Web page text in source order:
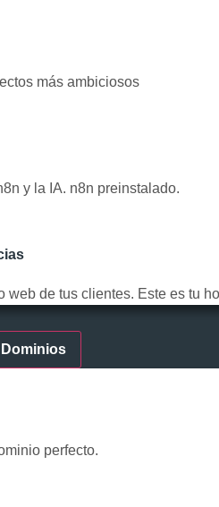
más ambiciosos
y la IA. n8n preinstalado.
web de tus clientes. Este es tu
perfecto.